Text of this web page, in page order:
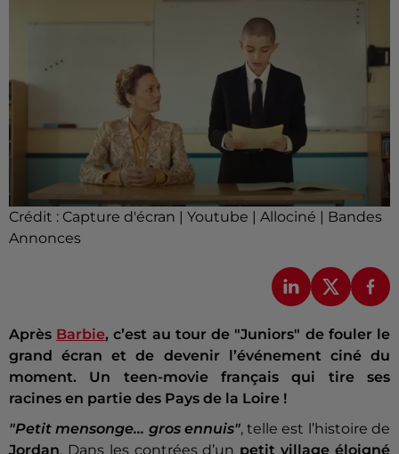
Crédit : Capture d'écran | Youtube | Allociné | Bandes
Annonces
Après Barbie, c’est au tour de "Juniors" de fouler le
grand écran et de devenir l’événement ciné du
moment. Un teen-movie français qui tire ses
racines en partie des Pays de la Loire !
"Petit mensonge... gros ennuis", telle est l’histoire de
Jordan. Dans les contrées d’un petit village éloigné